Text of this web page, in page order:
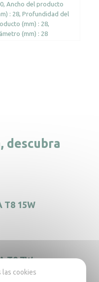
Ancho del producto
: 28 Profundidad del
(mm) : 28
(mm) : 28
descubra
T8 15W
T8 7W
las cookies